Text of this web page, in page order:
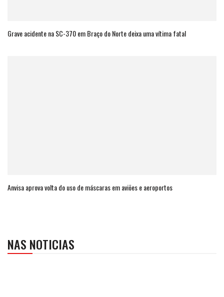
Grave acidente na SC-370 em Braço do Norte deixa uma vítima fatal
Anvisa aprova volta do uso de máscaras em aviões e aeroportos
NAS NOTICIAS